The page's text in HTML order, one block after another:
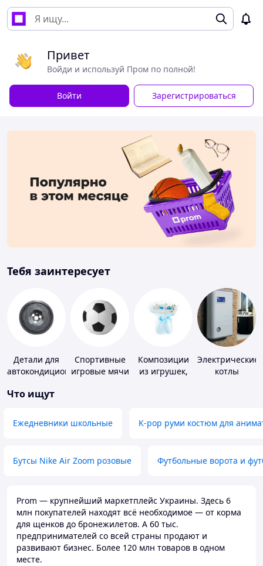
Привет
Войди и используй Пром по полной!
Войти Зарегистрироваться
Тебя заинтересует
Детали для
автокондиционеров
Спортивные
игровые мячи
Композиции
из игрушек,
Электрические
котлы
Что ищут
Ежедневники школьные K-pop руми костюм для
Бутсы Nike Air Zoom розовые Футбольные ворота и
Prom — крупнейший маркетплейс Украины. Здесь 6
млн покупателей находят всё необходимое — от корма
для щенков до бронежилетов. А 60 тыс.
предпринимателей со всей страны продают и
развивают бизнес. Более 120 млн товаров в одном
месте.